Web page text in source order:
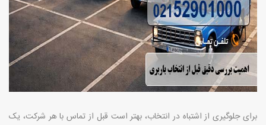
برای جلوگیری از اشتباه در انتخاب، بهتر است قبل از تماس با هر شرکت، یک